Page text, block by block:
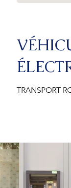
TRANSPORT